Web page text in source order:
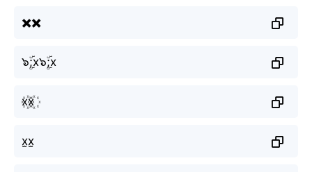
✖️✖️
๖ۣۜ;x๖ۣۜ;x
x꙰x꙰
x̫x̫